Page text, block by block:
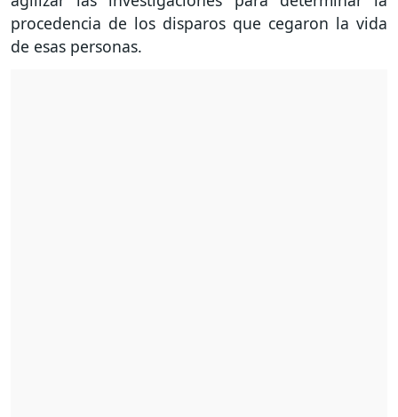
procedencia de los disparos que cegaron la vida
de esas personas.